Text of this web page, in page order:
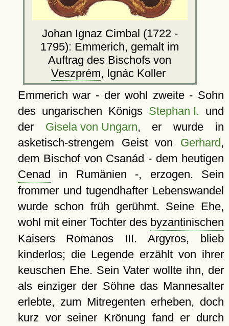
Johan Ignaz Cimbal (1722 -
1795): Emmerich, gemalt im
Auftrag des Bischofs von
Veszprém, Ignác Koller
Emmerich war - der wohl zweite - Sohn
des ungarischen Königs Stephan I. und
der Gisela von Ungarn, er wurde in
asketisch-strengem Geist von Gerhard ,
dem Bischof von Csanád - dem heutigen
Cenad
in Rumänien -, erzogen. Sein
frommer und tugendhafter Lebenswandel
wurde schon früh gerühmt. Seine Ehe,
wohl mit einer Tochter des byzantinischen
Kaisers Romanos III. Argyros, blieb
kinderlos; die Legende erzählt von ihrer
keuschen Ehe. Sein Vater wollte ihn, der
als einziger der Söhne das Mannesalter
erlebte, zum Mitregenten erheben, doch
kurz vor seiner Krönung fand er durch